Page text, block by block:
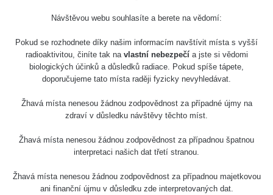
Zařízení Datum měření Vložil
Žádné záznamy
Všimli jste si, že některá měření se úplně neshodují i
když jsou měřené ve stejném radiačním oboru (α, β, γ)?
Má to hned několik důvodů. Záleží zejména na velikosti a
a také k jakému prvku je zařízení kalibrované.
Samotný způsob měření (měření v kontaktní vzdálenosti)
také nebude porovnatelný (nerovnosti povrchu, přesná
vzdálenost sondy od předmětu apod.), mějte proto na
Návštěvou webu souhlasíte a berete na vědomí:
Pokud se rozhodnete díky našim informacím navštívit místa s vyšší
radioaktivitou, činíte tak na vlastní nebezpečía jste si vědomi
biologických účinků a důsledků radiace. Pokud spíše tápete,
doporučujeme tato místa raději fyzicky nevyhledávat.
Žhavá místa nenesou žádnou zodpovědnost za případné újmy na
zdraví v důsledku návštěvy těchto míst.
Žhavá místa nenesou žádnou zodpovědnost za případnou špatnou
interpretaci našich dat třetí stranou.
Žhavá místa nenesou žádnou zodpovědnost za případnou majetkovou
ani finanční újmu v důsledku zde interpretovaných dat.